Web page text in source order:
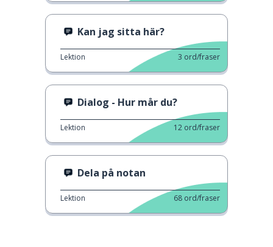
Kan jag sitta här?
Lektion 3 ord/fraser
Dialog - Hur mår du?
Lektion 12 ord/fraser
Dela på notan
Lektion 68 ord/fraser